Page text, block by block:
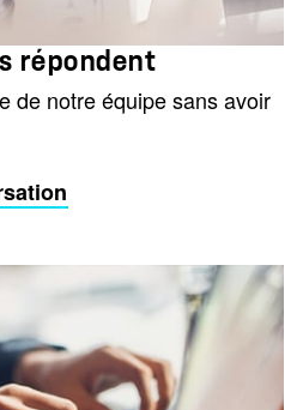
répondent
de notre équipe sans avoir